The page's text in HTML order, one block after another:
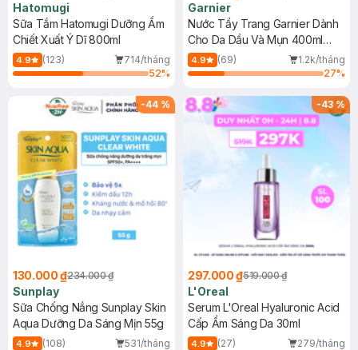
Hatomugi
Sữa Tắm Hatomugi Dưỡng Ẩm
Chiết Xuất Ý Dĩ 800ml
4.9 (123)
714/tháng
52%
Garnier
Nước Tẩy Trang Garnier Dành
Cho Da Dầu Và Mụn 400ml
(Mới)
4.9 (69)
1.2k/tháng
27%
-44 %
130.000 ₫234.000 ₫
Sunplay
Sữa Chống Nắng Sunplay Skin
Aqua Dưỡng Da Sáng Mịn 55g
4.9 (108)
531/tháng
-43%
297.000 ₫519.000 ₫
L'Oreal
Serum L'Oreal Hyaluronic Acid
Cấp Ẩm Sáng Da 30ml
4.9 (27)
279/tháng